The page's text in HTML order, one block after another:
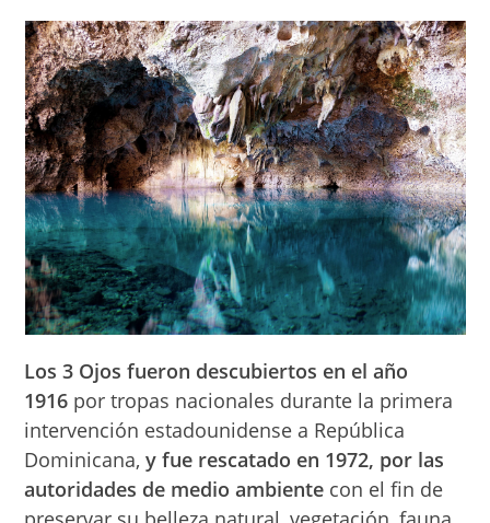
Los 3 Ojos fueron descubiertos en el año
1916 por tropas nacionales durante la primera
intervención estadounidense a República
Dominicana,y fue rescatado en 1972, por las
autoridades de medio ambiente con el fin de